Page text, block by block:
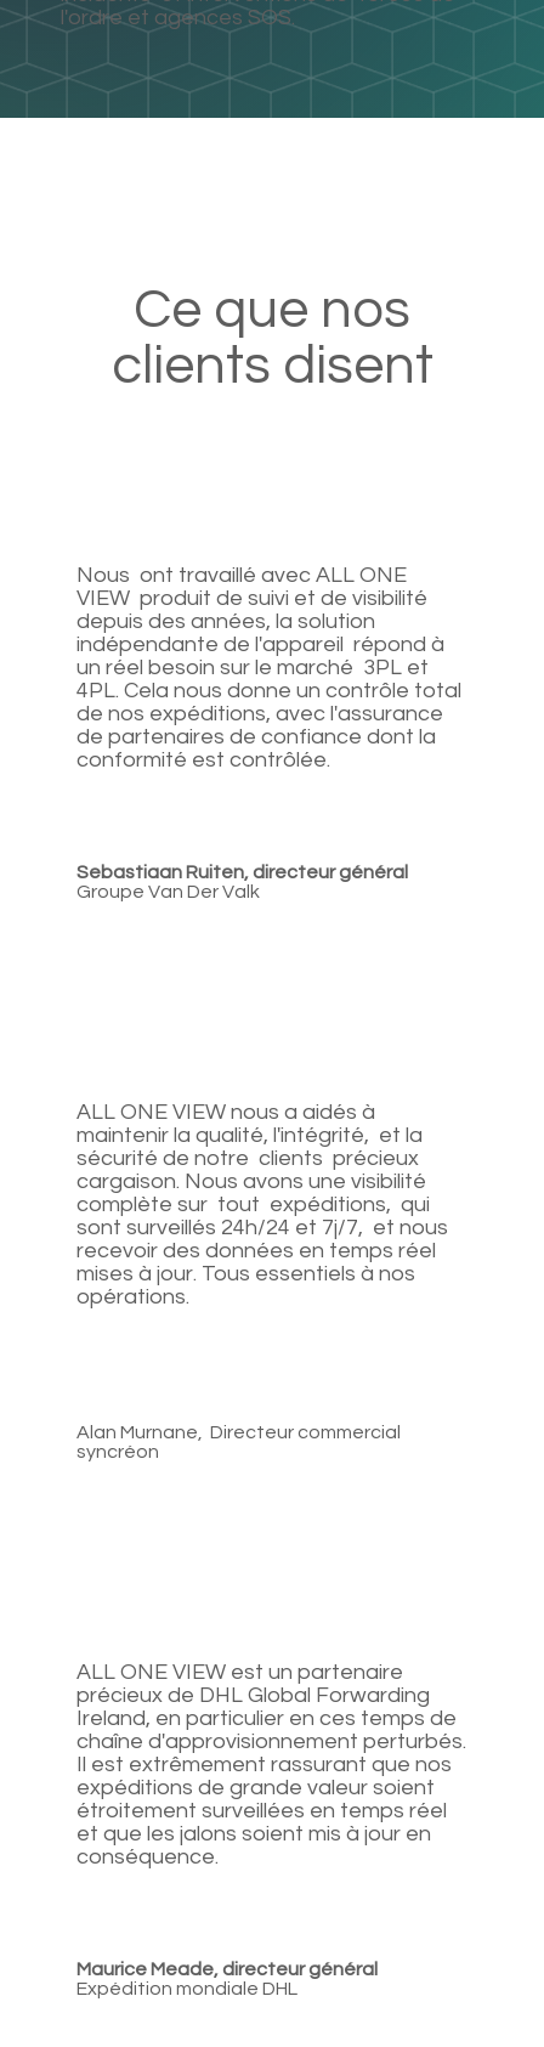
Nous ont travaillé avec ALL ONE
VIEW produit de suivi et de visibilité
depuis des années, la solution
indépendante de l'appareil répond à
un réel besoin sur le marché 3PL et
4PL. Cela nous donne un contrôle total
de nos expéditions, avec l'assurance
de partenaires de confiance dont la
conformité est contrôlée.
Sebastiaan Ruiten, directeur général
Groupe Van Der Valk
ALL ONE VIEW nous a aidés à
maintenir la qualité, l'intégrité, et la
sécurité de notre clients précieux
cargaison. Nous avons une visibilité
complète sur tout expéditions, qui
sont surveillés 24h/24 et 7j/7, et nous
recevoir des données en temps réel
mises à jour. Tous essentiels à nos
opérations.
Alan Murnane, Directeur commercial
syncréon
ALL ONE VIEW est un partenaire
précieux de DHL Global Forwarding
Ireland, en particulier en ces temps de
chaîne d'approvisionnement perturbés.
Il est extrêmement rassurant que nos
expéditions de grande valeur soient
étroitement surveillées en temps réel
et que les jalons soient mis à jour en
conséquence.
Maurice Meade, directeur général
Expédition mondiale DHL
Ce que nos
clients disent
l'ordre et agences SOS.